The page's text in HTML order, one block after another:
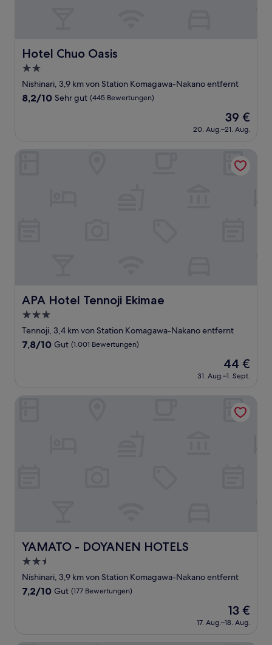
Hotel Chuo Oasis
Hotel Chuo Oasis
2.0-
Sterne-
Unterkunft
Nishinari, 3,9 km von Station Komagawa-Nakano entfernt
8.2
(445
8,2/10 Sehr gut (445 Bewertungen)
Der
Preis
beträgt
39 €
20. Aug.–21. Aug.
APA Hotel Tennoji Ekimae
APA Hotel Tennoji Ekimae
3.0-
Sterne-
Unterkunft
Tennoji, 3,4 km von Station Komagawa-Nakano entfernt
7.8
Bewertungen)
7,8/10 Gut (1.001 Bewertungen)
Der
Preis
beträgt
44 €
31. Aug.–1. Sept.
YAMATO - DOYANEN HOTELS
YAMATO - DOYANEN HOTELS
2.5-
Sterne-
Unterkunft
Nishinari, 3,9 km von Station Komagawa-Nakano entfernt
7.2
7,2/10 Gut (177 Bewertungen)
Der
Preis
beträgt
13 €
17. Aug.–18. Aug.